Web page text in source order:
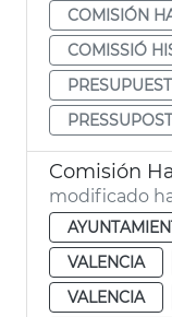
COMISIÓN
COMISSIÓ
Comisión
modificado
VALENCIA
VALENCIA